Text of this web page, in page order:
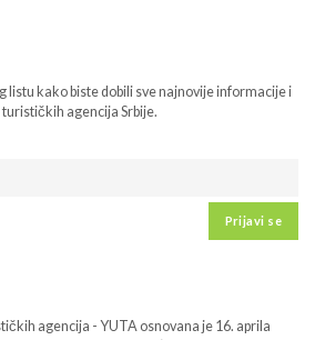
listu kako biste dobili sve najnovije informacije i
agencija Srbije.
Prijavi se
agencija - YUTA osnovana je 16. aprila